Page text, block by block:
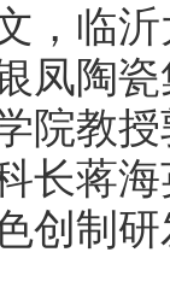
，临
凤陶
院教
长蒋
创制